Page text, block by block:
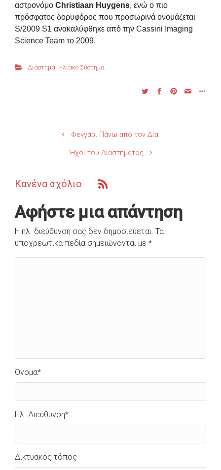
αστρονόμο Christiaan Huygens, ενώ ο πιο
πρόσφατος δορυφόρος που προσωρινά ονομάζεται
S/2009 S1 ανακαλύφθηκε από την Cassini Imaging
Science Team το 2009.
Διάστημα Ηλιακό Σύστημα
Φεγγάρι Πάνω από τον Δία
Ήχοι του Διαστήματος
Κανένα σχόλιο
Αφήστε μια απάντηση
Η ηλ. διεύθυνση σας δεν δημοσιεύεται. Τα
υποχρεωτικά πεδία σημειώνονται με *
Όνομα*
Ηλ. Διεύθυνση*
Δικτυακός τόπος